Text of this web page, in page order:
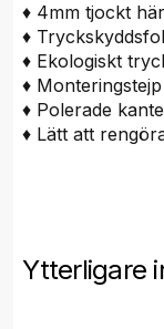
♦ 4mm tjockt
♦
♦ Ekologiskt
♦
♦ Polerade
♦ Lätt att
Ytterligare